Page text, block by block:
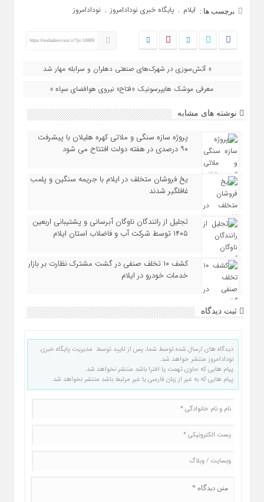
برچسب ها : ایلام , پایگاه خبری نودادامروز , نودادامروز
https://nodademrooz.ir/?p=14869
« آتش‌سوزی در شهرک‌های صنعتی دهلران و سرابله مهار شد
معرفی موشک هایپرسونیک «فتاح» نیروی هوافضای سپاه »
نوشته های مشابه
پروژه سازه سنگی و ملاتی کهره هلیلان با پیشرفت
۹۰ درصدی در هفته دولت افتتاح می شود
یخ‌ فروشان متخلف در ایلام با جریمه سنگین و پلمب
غافلگیر شدند
تجلیل از رانندگان ناوگان آبرسانی و پشتیبانی اربعین
۱۴۰۵ توسط شرکت آب و فاضلاب استان ایلام
کشف ۱۰ تخلف صنفی در گشت مشترک نظارت بر بازار
خدمات خودرو در ایلام
ثبت دیدگاه
دیدگاه های ارسال شده توسط شما، پس از تایید توسط مدیریت پایگاه خبری
نودادامروز منتشر خواهد شد.
پیام هایی که حاوی تهمت یا افترا باشد منتشر نخواهد شد.
پیام هایی که به غیر از زبان فارسی یا غیر مرتبط باشد منتشر نخواهد شد.